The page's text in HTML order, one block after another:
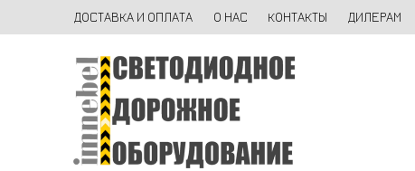
ДОСТАВКА И ОПЛАТА О НАС КОНТАКТЫ ДИЛЕРАМ